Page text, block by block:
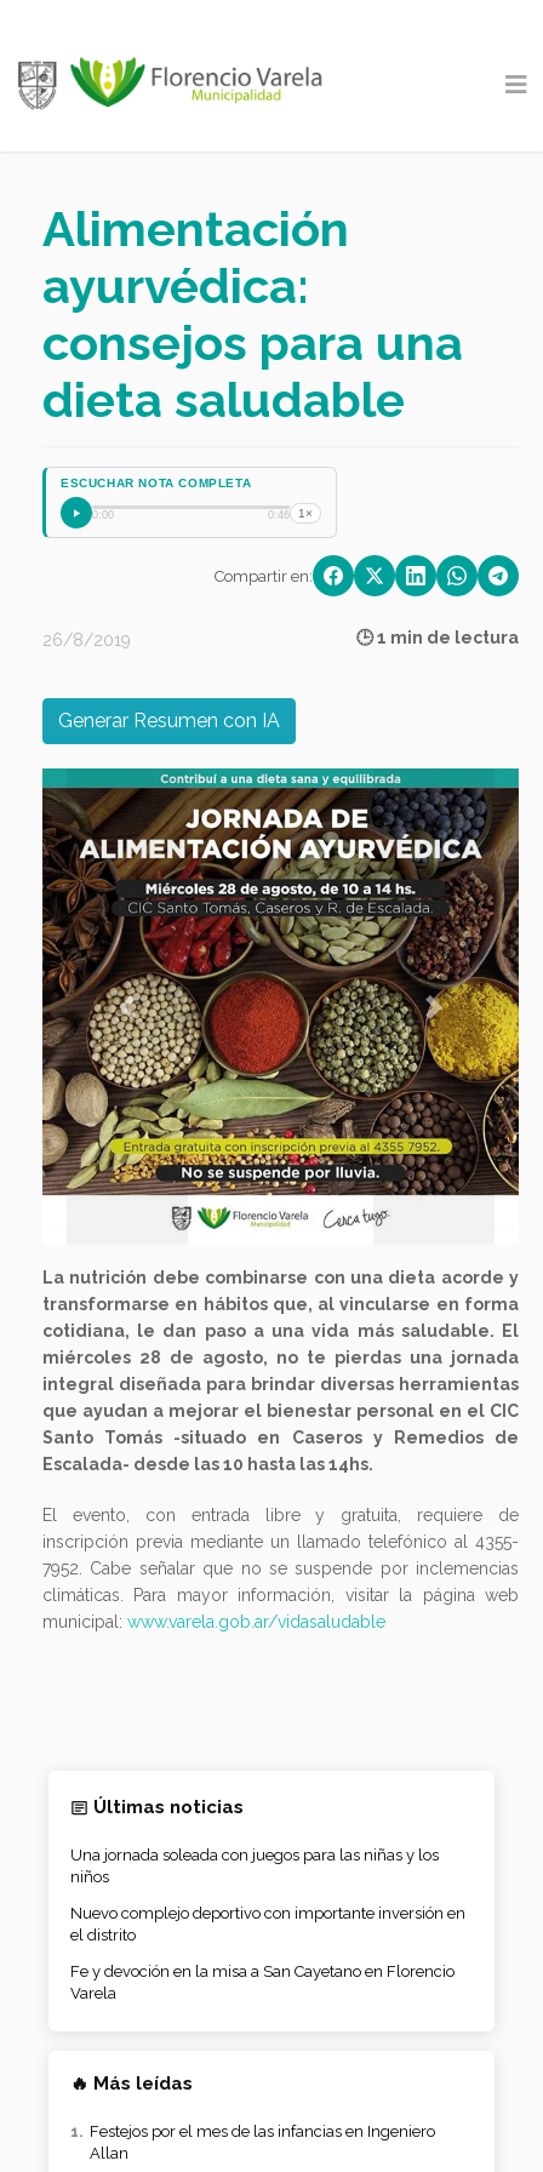
Alimentación
ayurvédica:
consejos para una
dieta saludable
ESCUCHAR NOTA COMPLETA
0:00 0:46 1×
Compartir en:
26/8/2019 🕒 1 min de lectura
Generar Resumen con IA
Previous Next
La nutrición debe combinarse con una dieta acorde y
transformarse en hábitos que, al vincularse en forma
cotidiana, le dan paso a una vida más saludable. El
miércoles 28 de agosto, no te pierdas una jornada
integral diseñada para brindar diversas herramientas
que ayudan a mejorar el bienestar personal en el CIC
Santo Tomás -situado en Caseros y Remedios de
Escalada- desde las 10 hasta las 14hs.
El evento, con entrada libre y gratuita, requiere de
inscripción previa mediante un llamado telefónico al 4355-
7952. Cabe señalar que no se suspende por inclemencias
climáticas. Para mayor información, visitar la página web
municipal: www.varela.gob.ar/vidasaludable
Últimas noticias
Una jornada soleada con juegos para las niñas y los
niños
Nuevo complejo deportivo con importante inversión en
el distrito
Fe y devoción en la misa a San Cayetano en Florencio
Varela
🔥 Más leídas
Festejos por el mes de las infancias en Ingeniero
Allan